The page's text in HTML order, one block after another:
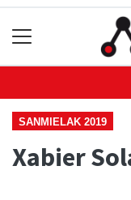
SANMIELAK 2019
Xabier